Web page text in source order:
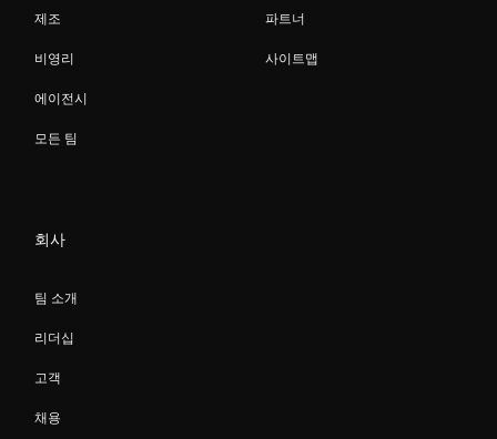
제조
비영리
에이전시
모든 팀
파트너
사이트맵
회사
팀 소개
리더십
고객
채용